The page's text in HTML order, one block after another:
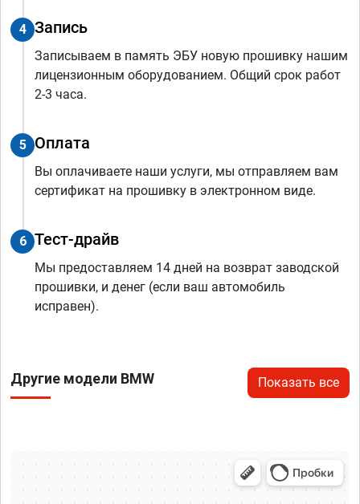
4 Запись
Записываем в память ЭБУ новую прошивку нашим
лицензионным оборудованием. Общий срок работ
2-3 часа.
5 Оплата
Вы оплачиваете наши услуги, мы отправляем вам
сертификат на прошивку в электронном виде.
6 Тест-драйв
Мы предоставляем 14 дней на возврат заводской
прошивки, и денег (если ваш автомобиль
исправен).
Другие модели BMW Показать все